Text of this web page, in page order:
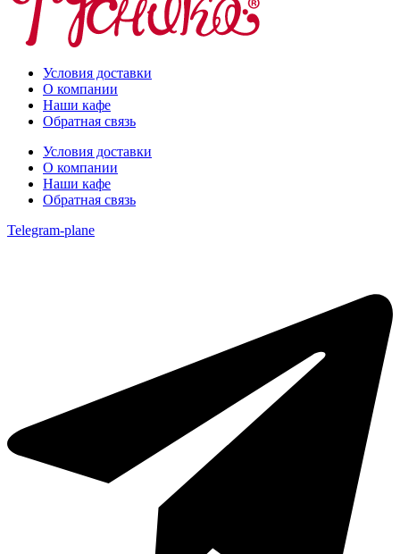
Условия доставки
О компании
Наши кафе
Обратная связь
Условия доставки
О компании
Наши кафе
Обратная связь
Telegram-plane